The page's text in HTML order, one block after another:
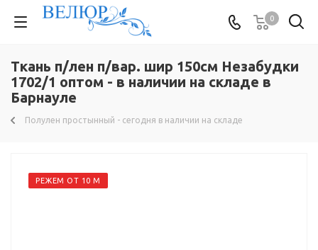
0
Ткань п/лен п/вар. шир 150см Незабудки
1702/1 оптом - в наличии на складе в
Барнауле
Полулен простынный - сегодня в наличии на складе
РЕЖЕМ ОТ 10 М